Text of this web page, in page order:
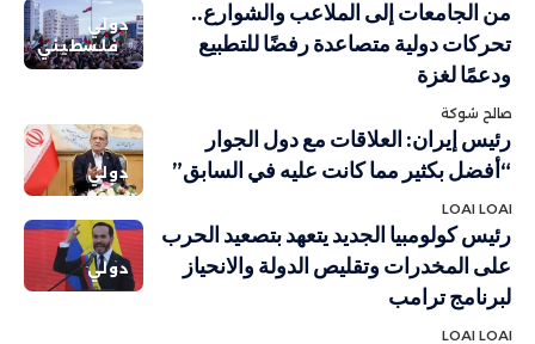
دولي
فلسطيني
من الجامعات إلى الملاعب والشوارع..
تحركات دولية متصاعدة رفضًا للتطبيع
ودعمًا لغزة
صالح شوكة
دولي
رئيس إيران: العلاقات مع دول الجوار
“أفضل بكثير مما كانت عليه في السابق”
LOAI LOAI
دولي
رئيس كولومبيا الجديد يتعهد بتصعيد الحرب
على المخدرات وتقليص الدولة والانحياز
لبرنامج ترامب
LOAI LOAI